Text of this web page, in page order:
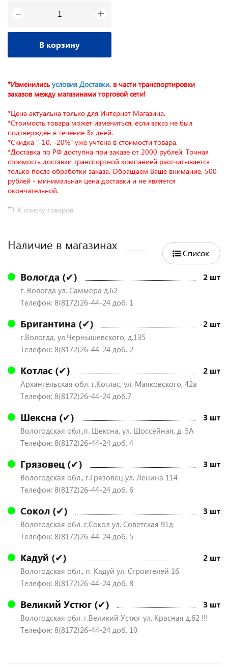
− +
В корзину
*Изменились условия Доставки, в части транспортировки
заказов между магазинами торговой сети!
*Цена актуальна только для Интернет Магазина.
*Стоимость товара может измениться, если заказ не был
подтверждён в течение 3х дней.
*Скидка "-10, -20%" уже учтена в стоимости товара.
*Доставка по РФ доступна при заказе от 2000 рублей. Точная
стоимость доставки транспортной компанией рассчитывается
только после обработки заказа. Обращаем Ваше внимание, 500
рублей - минимальная цена доставки и не является
окончательной.
К списку товаров
Наличие в магазинах
Список
Вологда (✔) 2 шт
г. Вологда ул. Саммера д.62
Телефон: 8(8172)26-44-24 доб. 1
Бригантина (✔) 2 шт
г.Вологда, ул.Чернышевского, д.135
Телефон: 8(8172)26-44-24 доб. 2
Котлас (✔) 2 шт
Архангельская обл. г.Котлас, ул. Маяковского, 42а
Телефон: 8(8172)26-44-24 доб.7
Шексна (✔) 3 шт
Вологодская обл.,п. Шексна, ул. Шоссейная, д. 5А
Телефон: 8(8172)26-44-24 доб. 4
Грязовец (✔) 3 шт
Вологодская обл., г.Грязовец ул. Ленина 114
Телефон: 8(8172)26-44-24 доб. 6
Сокол (✔) 3 шт
Вологодская обл. г.Сокол ул. Советская 91д
Телефон: 8(8172)26-44-24 доб. 5
Кадуй (✔) 2 шт
Вологодская обл., п. Кадуй ул. Строителей 16
Телефон: 8(8172)26-44-24 доб. 8
Великий Устюг (✔) 3 шт
Вологодская обл. г.Великий Устюг ул. Красная д.62 !!!
Телефон: 8(8172)26-44-24 доб. 10